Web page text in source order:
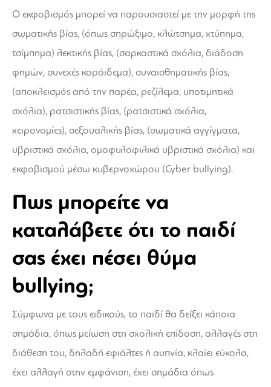
Ο εκφοβισμός μπορεί να παρουσιαστεί με την μορφή της
σωματικής βίας, (όπως σπρώξιμο, κλώτσημα, χτύπημα,
τσίμπημα) λεκτικής βίας, (σαρκαστικά σχόλια, διάδοση
φημών, συνεχές κορόιδεμα), συναισθηματικής βίας,
(αποκλεισμός από την παρέα, ρεζίλεμα, υποτιμητικά
σχόλια), ρατσιστικής βίας, (ρατσιστικά σχόλια,
χειρονομίες), σεξουαλικής βίας, (σωματικά αγγίγματα,
υβριστικά σχόλια, ομοφυλοφιλικά υβριστικά σχόλια) και
εκφοβισμού μέσω κυβερνοχώρου (Cyber bullying).
Πως μπορείτε να
καταλάβετε ότι το παιδί
σας έχει πέσει θύμα
bullying;
Σύμφωνα με τους ειδικούς, το παιδί θα δείξει κάποια
σημάδια, όπως μείωση στη σχολική επίδοση, αλλαγές στη
διάθεση του, δηλαδή εφιάλτες ή αυπνία, κλαίει εύκολα,
έχει αλλαγή στην εμφάνιση, έχει σημάδια όπως